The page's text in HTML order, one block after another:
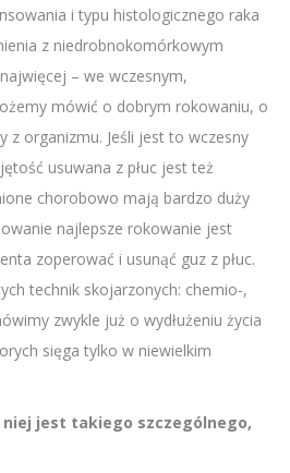
i typu histologicznego raka
z niedrobnokomórkowym
– we wczesnym,
mówić o dobrym rokowaniu, o
z organizmu. Jeśli jest to wczesny
usuwana z płuc jest też
chorobowo mają bardzo duży
najlepsze rokowanie jest
zoperować i usunąć guz z płuc.
technik skojarzonych: chemio-,
zwykle już o wydłużeniu życia
sięga tylko w niewielkim
jest takiego szczególnego,